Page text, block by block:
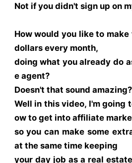
Not if you didn't sign up on
How would you like to make
dollars every month,
doing what you already do
e agent?
Doesn't that sound amazing?
Well in this video, I'm going
ow to get into affiliate
so you can make some
at the same time keeping
your day job as a real